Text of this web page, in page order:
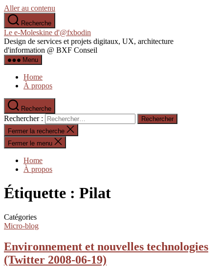
Aller au contenu
Recherche
Le e-Moleskine d'@fxbodin
Design de services et projets digitaux, UX, architecture
d'information @ BXF Conseil
Menu
Home
À propos
Recherche
Rechercher :
Fermer la recherche
Fermer le menu
Home
À propos
Étiquette : Pilat
Catégories
Micro-blog
Environnement et nouvelles technologies
(Twitter 2008-06-19)